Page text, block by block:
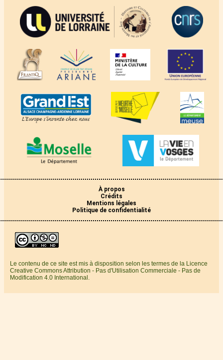
À propos
Crédits
Mentions légales
Politique de confidentialité
Le contenu de ce site est mis à disposition selon les termes de la Licence
Creative Commons Attribution - Pas d'Utilisation Commerciale - Pas de
Modification 4.0 International.